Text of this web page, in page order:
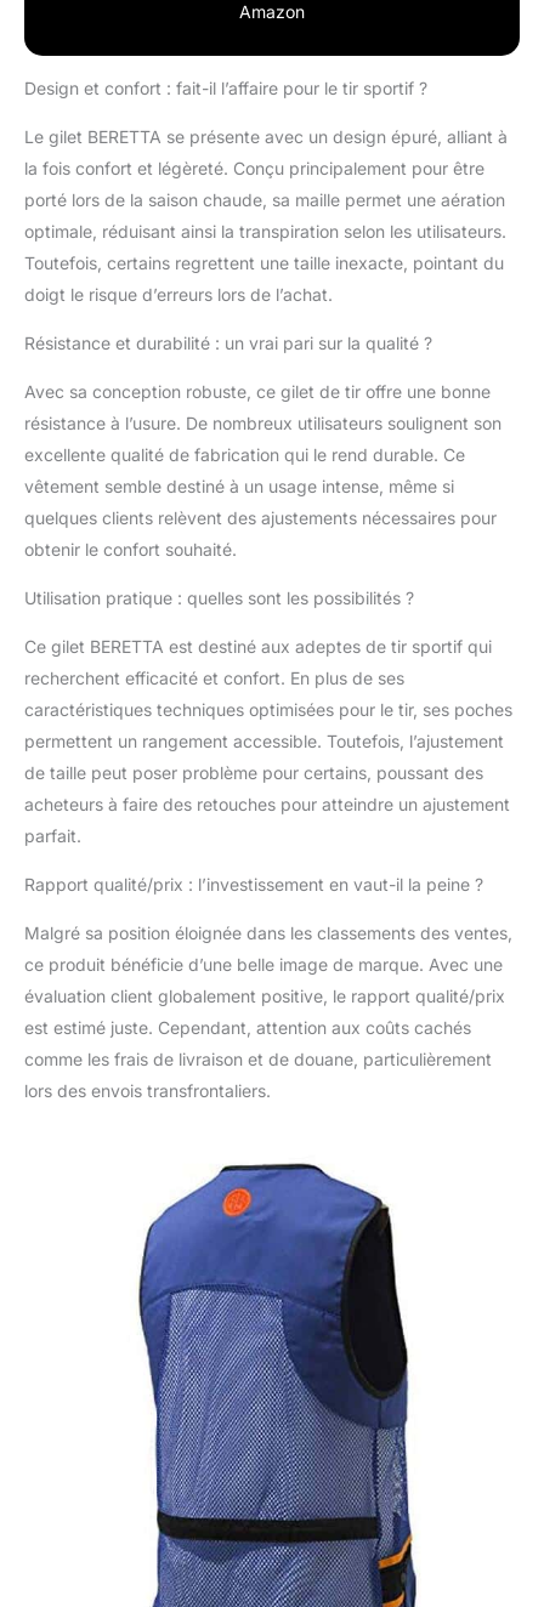
Amazon
Design et confort : fait-il l’affaire pour le tir sportif ?
Le gilet BERETTA se présente avec un design épuré, alliant à
la fois confort et légèreté. Conçu principalement pour être
porté lors de la saison chaude, sa maille permet une aération
optimale, réduisant ainsi la transpiration selon les utilisateurs.
Toutefois, certains regrettent une taille inexacte, pointant du
doigt le risque d’erreurs lors de l’achat.
Résistance et durabilité : un vrai pari sur la qualité ?
Avec sa conception robuste, ce gilet de tir offre une bonne
résistance à l’usure. De nombreux utilisateurs soulignent son
excellente qualité de fabrication qui le rend durable. Ce
vêtement semble destiné à un usage intense, même si
quelques clients relèvent des ajustements nécessaires pour
obtenir le confort souhaité.
Utilisation pratique : quelles sont les possibilités ?
Ce gilet BERETTA est destiné aux adeptes de tir sportif qui
recherchent efficacité et confort. En plus de ses
caractéristiques techniques optimisées pour le tir, ses poches
permettent un rangement accessible. Toutefois, l’ajustement
de taille peut poser problème pour certains, poussant des
acheteurs à faire des retouches pour atteindre un ajustement
parfait.
Rapport qualité/prix : l’investissement en vaut-il la peine ?
Malgré sa position éloignée dans les classements des ventes,
ce produit bénéficie d’une belle image de marque. Avec une
évaluation client globalement positive, le rapport qualité/prix
est estimé juste. Cependant, attention aux coûts cachés
comme les frais de livraison et de douane, particulièrement
lors des envois transfrontaliers.